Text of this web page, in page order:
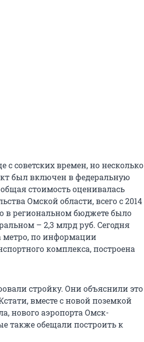
советских времен, но несколько
был включен в федеральную
стоимость оценивалась
Омской области, всего с 2014
в региональном бюджете было
– 2,3 млрд руб. Сегодня
метро, по информации
комплекса, построена
стройку. Они объяснили это
вместе с новой поземкой
нового аэропорта Омск-
также обещали построить к